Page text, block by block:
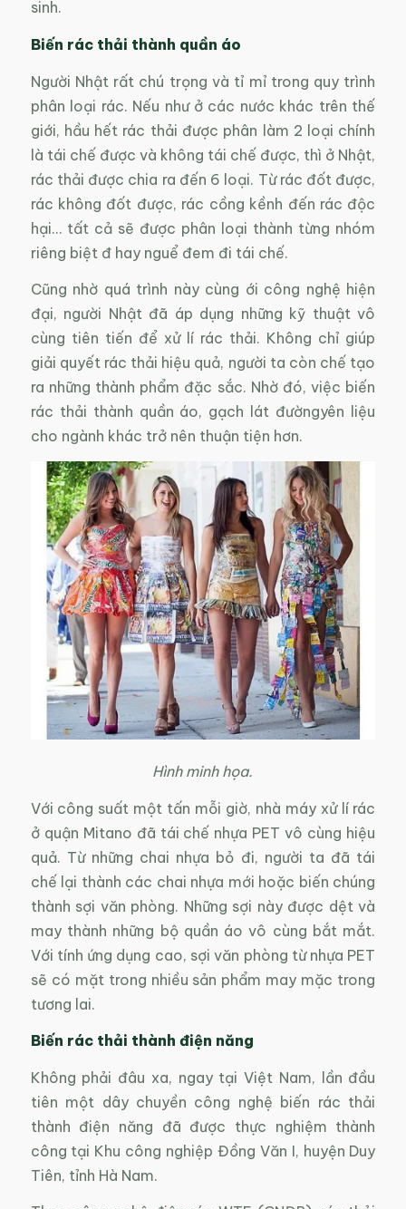
sinh.
Biến rác thải thành quần áo
Người Nhật rất chú trọng và tỉ mỉ trong quy trình
phân loại rác. Nếu như ở các nước khác trên thế
giới, hầu hết rác thải được phân làm 2 loại chính
là tái chế được và không tái chế được, thì ở Nhật,
rác thải được chia ra đến 6 loại. Từ rác đốt được,
rác không đốt được, rác cồng kềnh đến rác độc
hại… tất cả sẽ được phân loại thành từng nhóm
riêng biệt đ hay nguể đem đi tái chế.
Cũng nhờ quá trình này cùng ới công nghệ hiện
đại, người Nhật đã áp dụng những kỹ thuật vô
cùng tiên tiến để xử lí rác thải. Không chỉ giúp
giải quyết rác thải hiệu quả, người ta còn chế tạo
ra những thành phẩm đặc sắc. Nhờ đó, việc biến
rác thải thành quần áo, gạch lát đườngyên liệu
cho ngành khác trở nên thuận tiện hơn.
Hình minh họa.
Với công suất một tấn mỗi giờ, nhà máy xử lí rác
ở quận Mitano đã tái chế nhựa PET vô cùng hiệu
quả. Từ những chai nhựa bỏ đi, người ta đã tái
chế lại thành các chai nhựa mới hoặc biến chúng
thành sợi văn phòng. Những sợi này được dệt và
may thành những bộ quần áo vô cùng bắt mắt.
Với tính ứng dụng cao, sợi văn phòng từ nhựa PET
sẽ có mặt trong nhiều sản phẩm may mặc trong
tương lai.
Biến rác thải thành điện năng
Không phải đâu xa, ngay tại Việt Nam, lần đầu
tiên một dây chuyền công nghệ biến rác thải
thành điện năng đã được thực nghiệm thành
công tại Khu công nghiệp Đồng Văn I, huyện Duy
Tiên, tỉnh Hà Nam.